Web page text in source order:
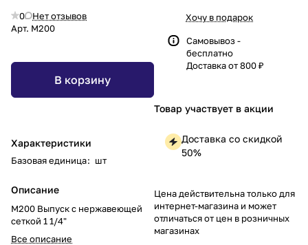
0
Нет отзывов
Арт. M200
В корзину
Характеристики
Базовая единица: шт
Описание
M200 Выпуск с нержавеющей
сеткой 1 1/4"
Все описание
Хочу в подарок
Самовывоз -
бесплатно
Доставка от 800 ₽
Товар участвует в акции
Доставка со скидкой
50%
Цена действительна только для
интернет-магазина и может
отличаться от цен в розничных
магазинах